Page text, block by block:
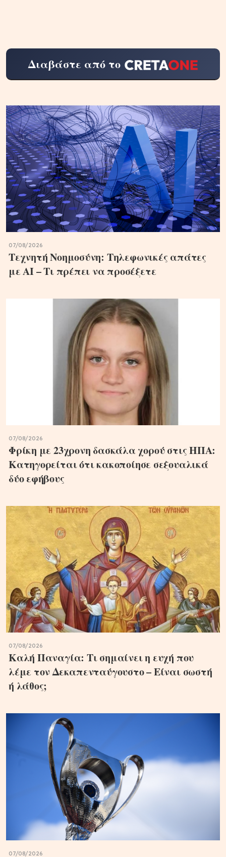
Διαβάστε από το
07/08/2026
Τεχνητή Νοημοσύνη: Τηλεφωνικές απάτες
με ΑΙ – Τι πρέπει να προσέξετε
07/08/2026
Φρίκη με 23χρονη δασκάλα χορού στις ΗΠΑ:
Κατηγορείται ότι κακοποίησε σεξουαλικά
δύο εφήβους
07/08/2026
Καλή Παναγία: Τι σημαίνει η ευχή που
λέμε τον Δεκαπενταύγουστο – Είναι σωστή
ή λάθος;
07/08/2026